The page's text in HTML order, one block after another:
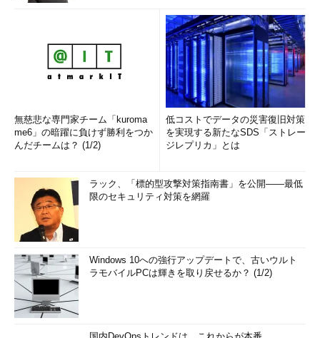
無慈悲な専門家チーム「kuroma
me6」の暗躍に負けず勝利をつか
んだチームは？ (1/2)
低コストでデータの災害復旧対策
を実現する新たなSDS「ストレー
ジレプリカ」とは
ラック、「標的型攻撃対策指南書」を公開――最低
限のセキュリティ対策を網羅
Windows 10への強行アップデートで、古いウルト
ラモバイルPCは輝きを取り戻せるか？ (1/2)